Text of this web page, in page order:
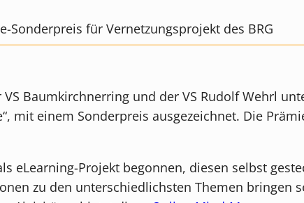
Sonderpreis für Vernetzungsprojekt des BRG
Baumkirchnerring und der VS Rudolf Wehrl
mit einem Sonderpreis ausgezeichnet. Die
eLearning-Projekt begonnen, diesen selbst
zu den unterschiedlichsten Themen bringen